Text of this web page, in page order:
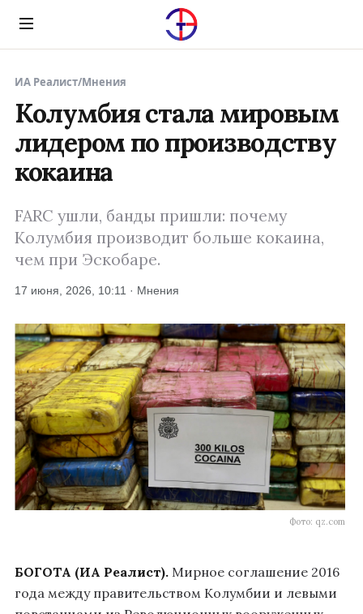
Menu
ИА Реалист/Мнения
Колумбия стала мировым
лидером по производству
кокаина
FARC ушли, банды пришли: почему
Колумбия производит больше кокаина,
чем при Эскобаре.
17 июня, 2026, 10:11 · Мнения
Фото: qz.com
БОГОТА (ИА Реалист). Мирное соглашение 2016
года между правительством Колумбии и левыми